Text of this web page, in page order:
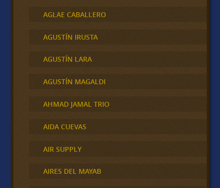
AGLAE CABALLERO
AGUSTÍN IRUSTA
AGUSTÍN LARA
AGUSTÍN MAGALDI
AHMAD JAMAL TRIO
AIDA CUEVAS
AIR SUPPLY
AIRES DEL MAYAB